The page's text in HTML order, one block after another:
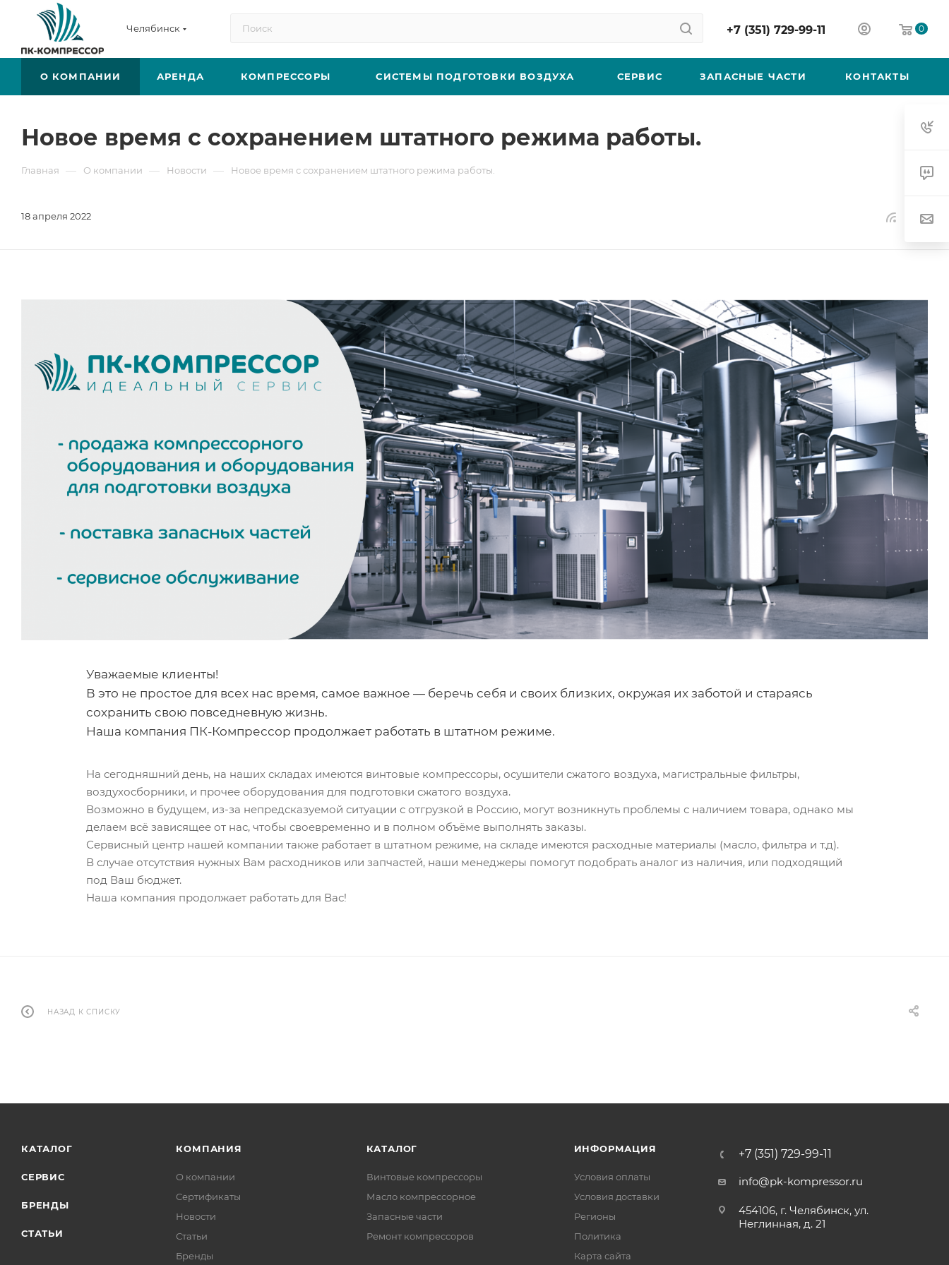
Челябинск +7 (351) 729-99-11 0
О КОМПАНИИ АРЕНДА КОМПРЕССОРЫ СИСТЕМЫ ПОДГОТОВКИ ВОЗДУХА СЕРВИС ЗАПАСНЫЕ ЧАСТИ КОНТАКТЫ
Новое время с сохранением штатного режима работы.
Главная — О компании — Новости — Новое время с сохранением штатного режима работы.
18 апреля 2022
Уважаемые клиенты!
В это не простое для всех нас время, самое важное — беречь себя и своих близких, окружая их заботой и стараясь
сохранить свою повседневную жизнь.
Наша компания ПК-Компрессор продолжает работать в штатном режиме.
На сегодняшний день, на наших складах имеются винтовые компрессоры, осушители сжатого воздуха, магистральные фильтры,
воздухосборники, и прочее оборудования для подготовки сжатого воздуха.
Возможно в будущем, из-за непредсказуемой ситуации с отгрузкой в Россию, могут возникнуть проблемы с наличием товара, однако мы
делаем всё зависящее от нас, чтобы своевременно и в полном объёме выполнять заказы.
Сервисный центр нашей компании также работает в штатном режиме, на складе имеются расходные материалы (масло, фильтра и т.д).
В случае отсутствия нужных Вам расходников или запчастей, наши менеджеры помогут подобрать аналог из наличия, или подходящий
под Ваш бюджет.
Наша компания продолжает работать для Вас!
НАЗАД К СПИСКУ
КАТАЛОГ
СЕРВИС
БРЕНДЫ
СТАТЬИ
КОМПАНИЯ
О компании
Сертификаты
Новости
Статьи
Бренды
КАТАЛОГ
Винтовые компрессоры
Масло компрессорное
Запасные части
Ремонт компрессоров
ИНФОРМАЦИЯ
Условия оплаты
Условия доставки
Регионы
Политика
Карта сайта
+7 (351) 729-99-11
info@pk-kompressor.ru
454106, г. Челябинск, ул.
Неглинная, д. 21